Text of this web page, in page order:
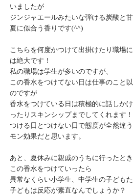
いましたが
ジンジャエールみたいな弾ける炭酸と
夏に似合う香りです(^^)
こちらを何度かつけて出掛けたり職場
は絶大です！
私の職場は学生が多いのですが、
この香水をつけてない日は仕事のこと
のですが
香水をつけている日は積極的に話しか
ったりスキンシップまでしてくれます！
つける日とつけない日で態度が全然違
モン効果だと思います。
あと、夏休みに親戚のうちに行ったとき
この香水をつけていったら
異常なくらい小学生、中学生の子ども
子どもは反応が素直なんでしょうか？